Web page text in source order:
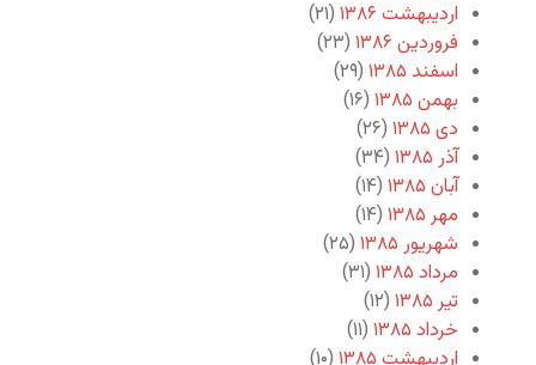
اردیبهشت ۱۳۸۶
(۲۱)
فروردین ۱۳۸۶
(۲۳)
اسفند ۱۳۸۵
(۲۹)
بهمن ۱۳۸۵
(۱۶)
دی ۱۳۸۵
(۲۶)
آذر ۱۳۸۵
(۳۴)
آبان ۱۳۸۵
(۱۴)
مهر ۱۳۸۵
(۱۴)
شهریور ۱۳۸۵
(۲۵)
مرداد ۱۳۸۵
(۳۱)
تیر ۱۳۸۵
(۱۲)
خرداد ۱۳۸۵
(۱۱)